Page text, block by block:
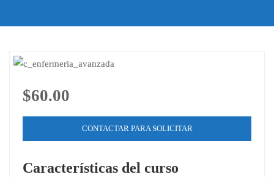
$60.00
CONTACTAR PARA SOLICITAR
Características del curso